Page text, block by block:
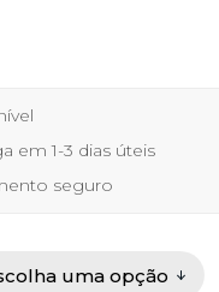
em 1-3 dias úteis
seguro